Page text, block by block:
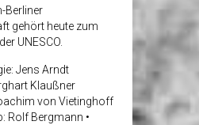
Berliner
gehört heute zum
UNESCO.
Jens Arndt
Klaußner
von Vietinghoff
Rolf Bergmann •